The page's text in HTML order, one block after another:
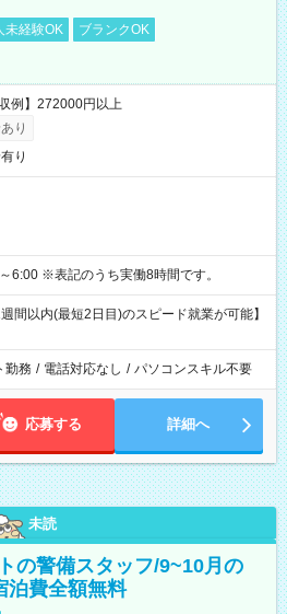
未経験OK
ブランクOK
例】272000円以上
り
り
8:15～17:15 21:00～6:00 ※表記のうち実働8時間です。
間以内(最短2日目)のスピード就業が可能】
勤務 / 電話対応なし / パソコンスキル不要
応募する 詳細へ
未読
の警備スタッフ/9~10月の
費全額無料